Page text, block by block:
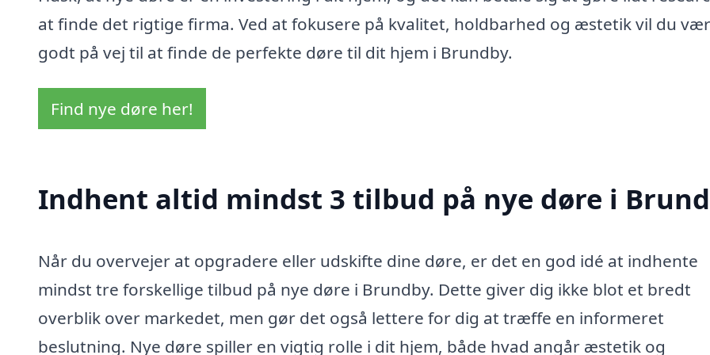
at finde det rigtige firma. Ved at fokusere på kvalitet, holdbarhed og æstetik vil du
godt på vej til at finde de perfekte døre til dit hjem i Brundby.
Find nye døre her!
Indhent altid mindst 3 tilbud på nye døre i
Når du overvejer at opgradere eller udskifte dine døre, er det en god idé at indhente
mindst tre forskellige tilbud på nye døre i Brundby. Dette giver dig ikke blot et bredt
overblik over markedet, men gør det også lettere for dig at træffe en informeret
beslutning. Nye døre spiller en vigtig rolle i dit hjem, både hvad angår æstetik og